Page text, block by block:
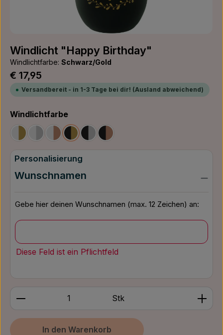
Windlicht "Happy Birthday"
Windlichtfarbe: Schwarz/Gold
Regulärer Preis:
€ 17,95
Versandbereit - in 1-3 Tage bei dir! (Ausland abweichend)
Windlichtfarbeauswählen
Weiß/GoldWeiß/Silber
Weiß/Bronze
Schwarz/Gold
Schwarz/Silber
Schwarz/Bronze
Personalisierung
Wunschnamen
Gebe hier deinen Wunschnamen (max. 12 Zeichen) an:
Diese Feld ist ein Pflichtfeld
Produkt Anzahl: Gib den gewünschten Wert ein
Stk
In den Warenkorb